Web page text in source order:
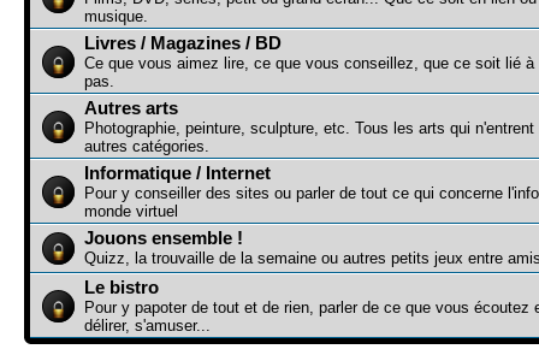
musique.
Livres / Magazines / BD
Ce que vous aimez lire, ce que vous conseillez, que ce soit lié à
pas.
Autres arts
Photographie, peinture, sculpture, etc. Tous les arts qui
autres catégories.
Informatique / Internet
Pour y conseiller des sites ou parler de tout ce qui concerne
monde virtuel
Jouons ensemble !
Quizz, la trouvaille de la semaine ou autres petits jeux entre
Le bistro
Pour y papoter de tout et de rien, parler de ce que vous écoutez
délirer, s'amuser...